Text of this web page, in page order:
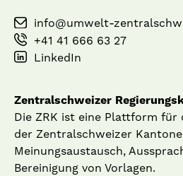
info@umwelt-
+41 41 666 63 27
LinkedIn
Zentralschweizer
Die ZRK ist eine Plattform für
der Zentralschweizer
Meinungsaustausch,
Bereinigung von Vorlagen.